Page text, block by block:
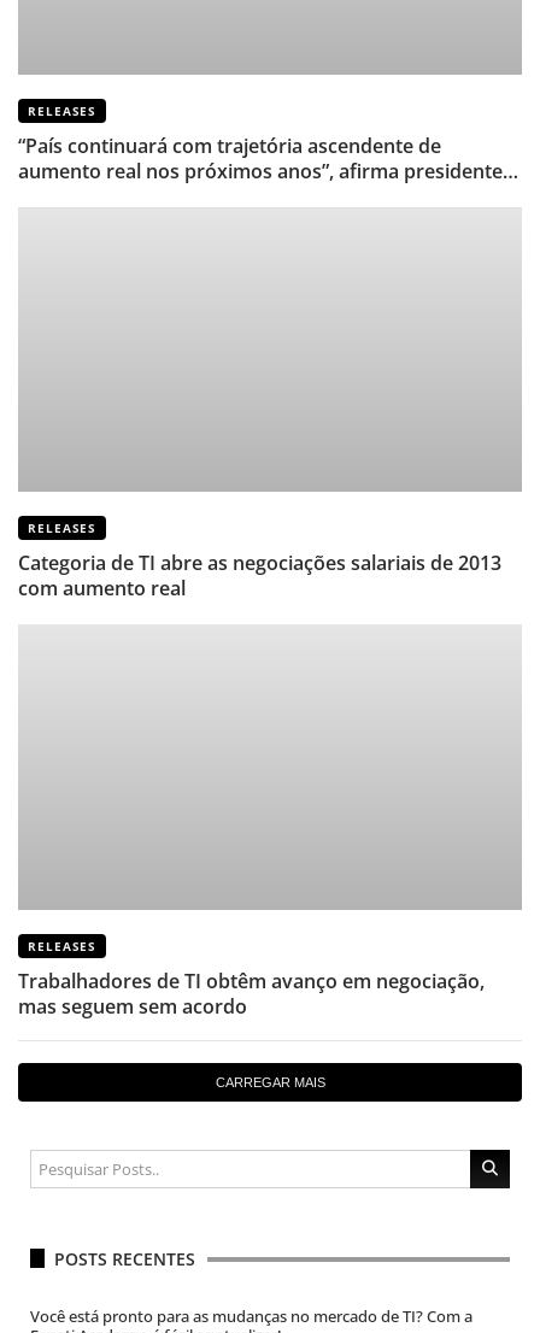
RELEASES
“País continuará com trajetória ascendente de
aumento real nos próximos anos”, afirma presidente
RELEASES
Categoria de TI abre as negociações salariais de 2013
com aumento real
RELEASES
Trabalhadores de TI obtêm avanço em negociação,
mas seguem sem acordo
CARREGAR MAIS
POSTS RECENTES
Você está pronto para as mudanças no mercado de TI? Com a